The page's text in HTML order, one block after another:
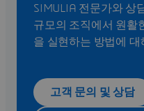
SIMULIA 전문가와 상
규모의 조직에서 원활
을 실현하는 방법에 대
고객 문의 및 상담